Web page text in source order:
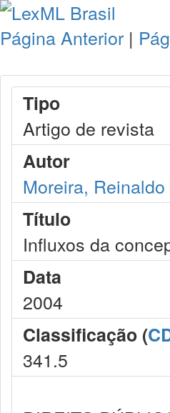
Página Anterior |
Tipo
Artigo de revista
Autor
Moreira,
Título
Influxos da
Data
2004
Classificação (
341.5